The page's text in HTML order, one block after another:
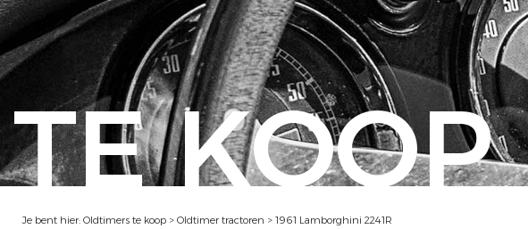
TE KOOP
Je bent hier: Oldtimers te koop > Oldtimer tractoren > 1961 Lamborghini 2241R